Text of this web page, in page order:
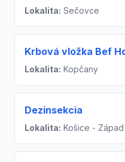
Lokalita: Sečovce
Krbová vložka Bef
Lokalita: Kopčany
Dezinsekcia
Lokalita: Košice - Západ